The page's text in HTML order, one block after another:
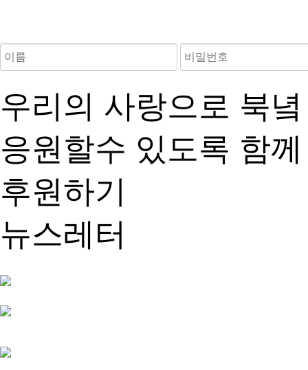
우리의 사랑으로 북
응원할수 있도록 함
후원하기
뉴스레터